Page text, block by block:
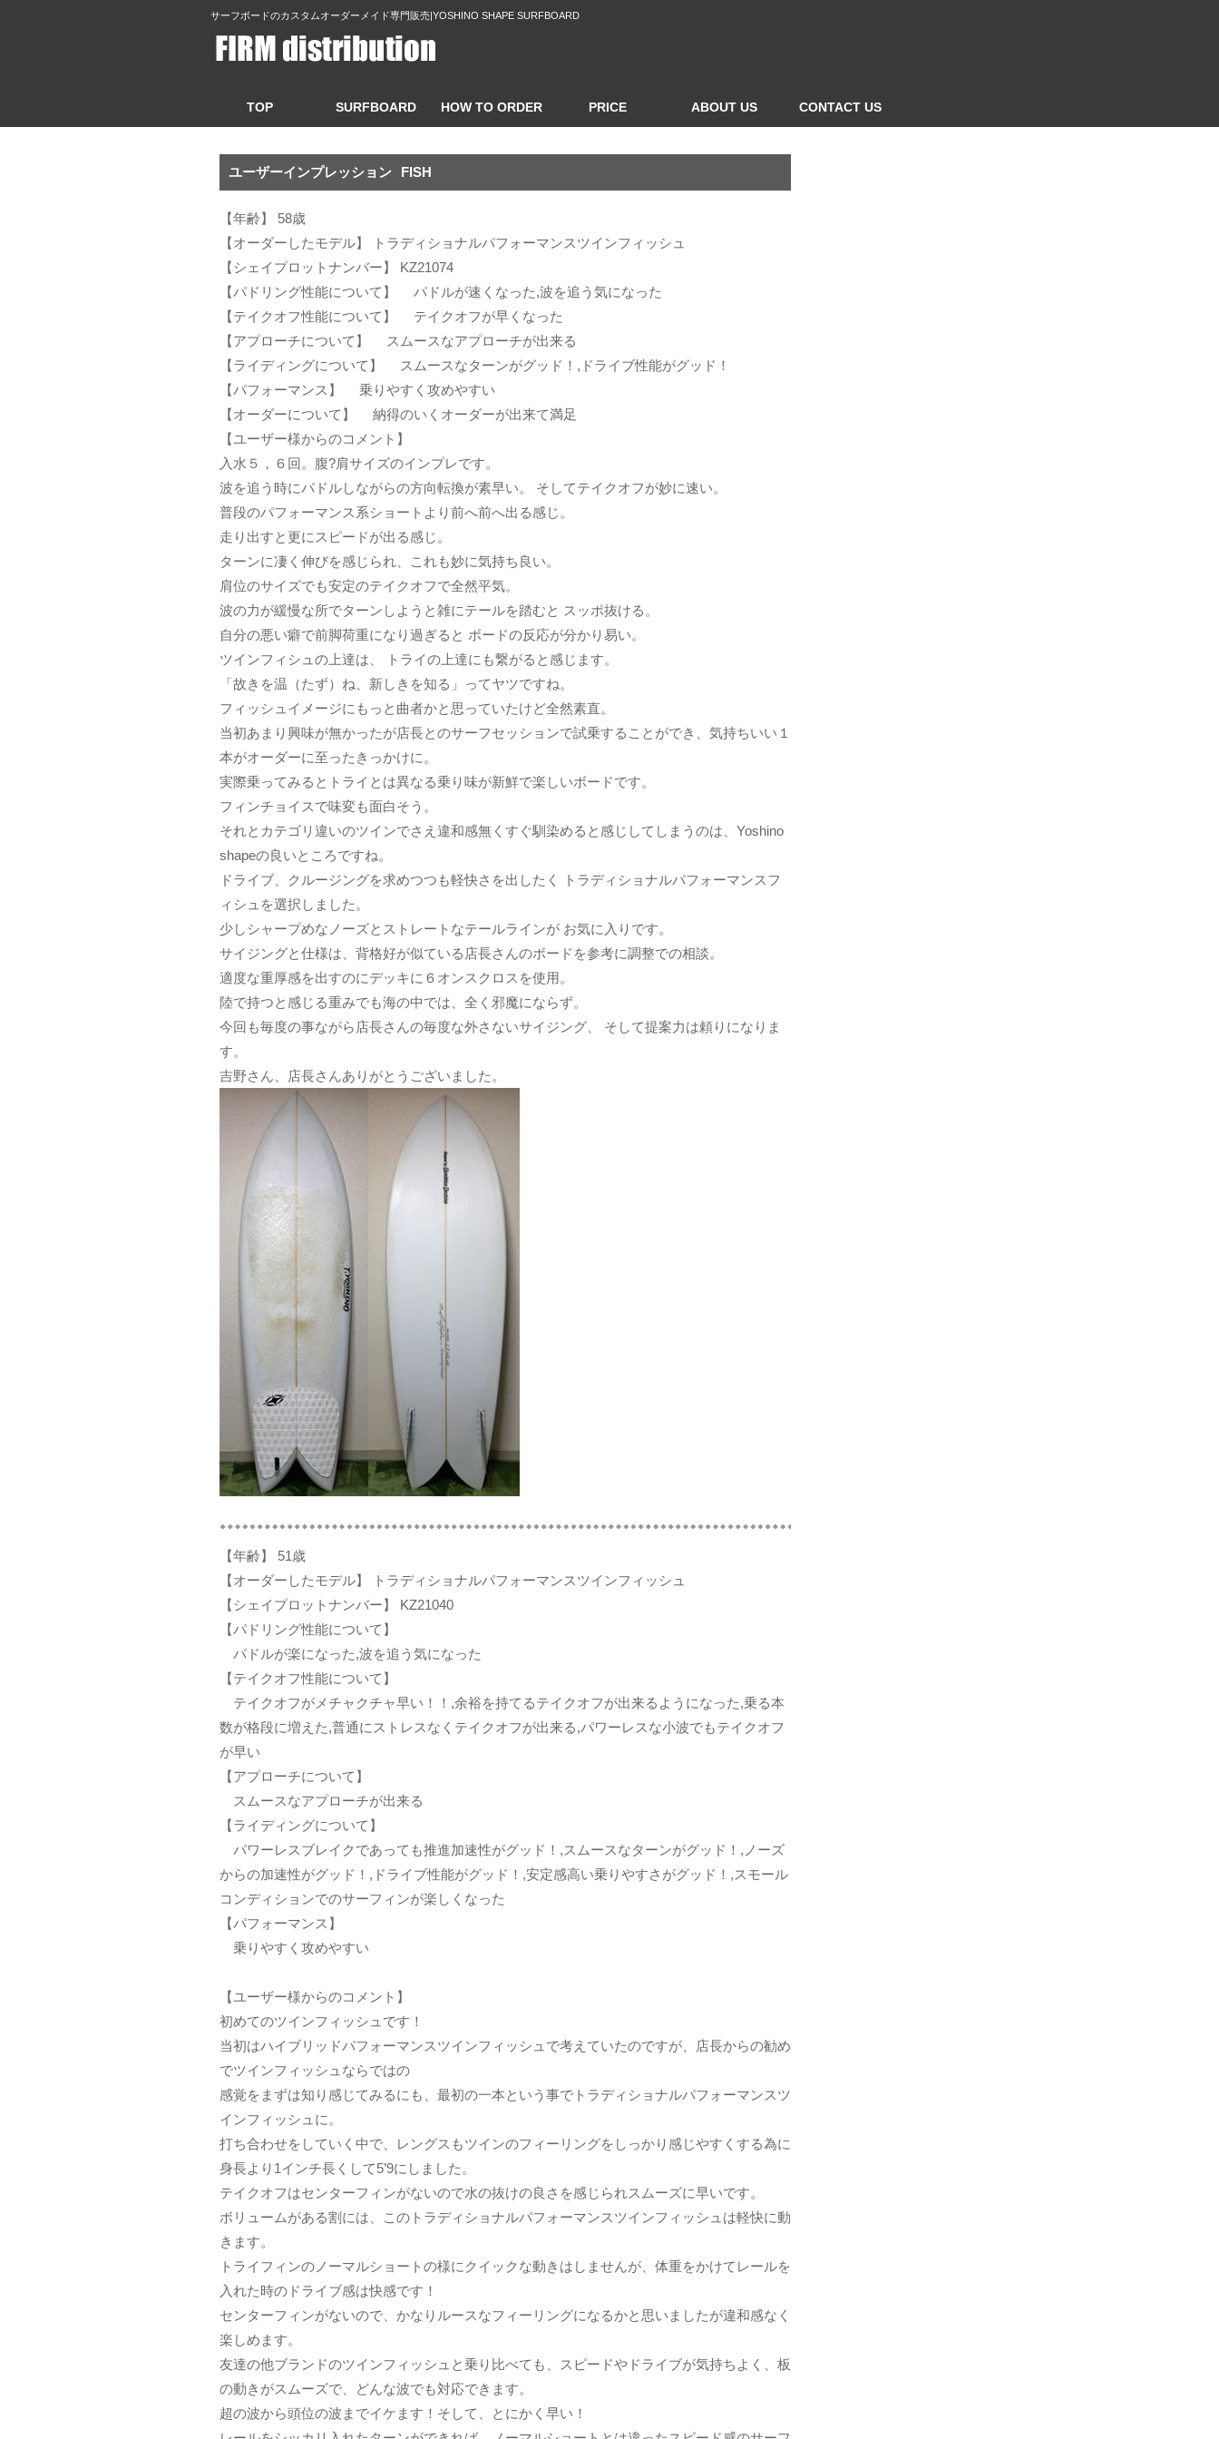
サーフボードのカスタムオーダーメイド専門販売|YOSHINO SHAPE SURFBOARD
ユーザーインプレッション FISH
【年齢】 58歳
【オーダーしたモデル】 トラディショナルパフォーマンスツインフィッシュ
【シェイプロットナンバー】 KZ21074
【パドリング性能について】 パドルが速くなった,波を追う気になった
【テイクオフ性能について】 テイクオフが早くなった
【アプローチについて】 スムースなアプローチが出来る
【ライディングについて】 スムースなターンがグッド！,ドライブ性能がグッド！
【パフォーマンス】 乗りやすく攻めやすい
【オーダーについて】 納得のいくオーダーが出来て満足
【ユーザー様からのコメント】
入水５，６回。腹?肩サイズのインプレです。
波を追う時にパドルしながらの方向転換が素早い。 そしてテイクオフが妙に速い。
普段のパフォーマンス系ショートより前へ前へ出る感じ。
走り出すと更にスピードが出る感じ。
ターンに凄く伸びを感じられ、これも妙に気持ち良い。
肩位のサイズでも安定のテイクオフで全然平気。
波の力が緩慢な所でターンしようと雑にテールを踏むと スッポ抜ける。
自分の悪い癖で前脚荷重になり過ぎると ボードの反応が分かり易い。
ツインフィシュの上達は、 トライの上達にも繋がると感じます。
「故きを温（たず）ね、新しきを知る」ってヤツですね。
フィッシュイメージにもっと曲者かと思っていたけど全然素直。
当初あまり興味が無かったが店長とのサーフセッションで試乗することができ、気持ちいい１
本がオーダーに至ったきっかけに。
実際乗ってみるとトライとは異なる乗り味が新鮮で楽しいボードです。
フィンチョイスで味変も面白そう。
それとカテゴリ違いのツインでさえ違和感無くすぐ馴染めると感じしてしまうのは、Yoshino
shapeの良いところですね。
ドライブ、クルージングを求めつつも軽快さを出したく トラディショナルパフォーマンスフ
ィシュを選択しました。
少しシャープめなノーズとストレートなテールラインが お気に入りです。
サイジングと仕様は、背格好が似ている店長さんのボードを参考に調整での相談。
適度な重厚感を出すのにデッキに６オンスクロスを使用。
陸で持つと感じる重みでも海の中では、全く邪魔にならず。
今回も毎度の事ながら店長さんの毎度な外さないサイジング、 そして提案力は頼りになりま
す。
吉野さん、店長さんありがとうございました。
【年齢】 51歳
【オーダーしたモデル】 トラディショナルパフォーマンスツインフィッシュ
【シェイプロットナンバー】 KZ21040
【パドリング性能について】
パドルが楽になった,波を追う気になった
【テイクオフ性能について】
テイクオフがメチャクチャ早い！！,余裕を持てるテイクオフが出来るようになった,乗る本
数が格段に増えた,普通にストレスなくテイクオフが出来る,パワーレスな小波でもテイクオフ
が早い
【アプローチについて】
スムースなアプローチが出来る
【ライディングについて】
パワーレスブレイクであっても推進加速性がグッド！,スムースなターンがグッド！,ノーズ
からの加速性がグッド！,ドライブ性能がグッド！,安定感高い乗りやすさがグッド！,スモール
コンディションでのサーフィンが楽しくなった
【パフォーマンス】
乗りやすく攻めやすい
【ユーザー様からのコメント】
初めてのツインフィッシュです！
当初はハイブリッドパフォーマンスツインフィッシュで考えていたのですが、店長からの勧め
でツインフィッシュならではの
感覚をまずは知り感じてみるにも、最初の一本という事でトラディショナルパフォーマンスツ
インフィッシュに。
打ち合わせをしていく中で、レングスもツインのフィーリングをしっかり感じやすくする為に
身長より1インチ長くして5’9にしました。
テイクオフはセンターフィンがないので水の抜けの良さを感じられスムーズに早いです。
ボリュームがある割には、このトラディショナルパフォーマンスツインフィッシュは軽快に動
きます。
トライフィンのノーマルショートの様にクイックな動きはしませんが、体重をかけてレールを
入れた時のドライブ感は快感です！
センターフィンがないので、かなりルースなフィーリングになるかと思いましたが違和感なく
楽しめます。
友達の他ブランドのツインフィッシュと乗り比べても、スピードやドライブが気持ちよく、板
の動きがスムーズで、どんな波でも対応できます。
超の波から頭位の波までイケます！そして、とにかく早い！
TOP SURFBOARD HOW TO ORDER PRICE ABOUT US CONTACT US